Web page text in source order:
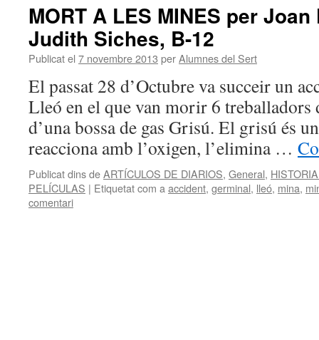
MORT A LES MINES per
Judith Siches, B-12
Publicat el 7 novembre 2013 perAlumnes del Sert
El passat 28 d’Octubre va succeir un
Lleó en el que van morir 6 treballadors
d’una bossa de gas Grisú. El grisú és
reacciona amb l’oxigen, l’elimina …
Publicat dins deARTÍCULOS DE DIARIOS, General,
PELÍCULAS | Etiquetat com a accident, germinal, lleó, mina,
comentari